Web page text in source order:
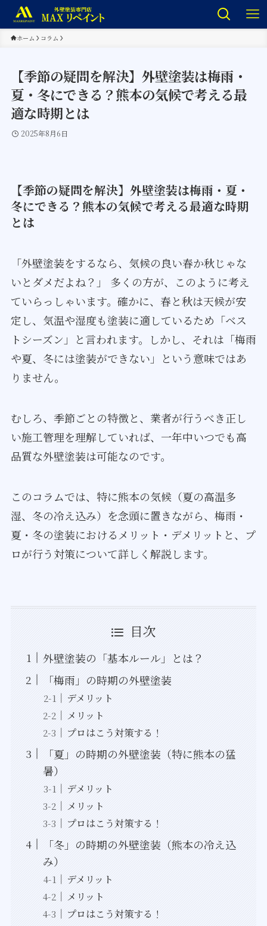
ホーム コラム
【季節の疑問を解決】外壁塗装は梅雨・
夏・冬にできる？熊本の気候で考える最
適な時期とは
2025年8月6日
【季節の疑問を解決】外壁塗装は梅雨・夏・
冬にできる？熊本の気候で考える最適な時期
とは
「外壁塗装をするなら、気候の良い春か秋じゃな
いとダメだよね？」 多くの方が、このように考え
ていらっしゃいます。確かに、春と秋は天候が安
定し、気温や湿度も塗装に適しているため「ベス
トシーズン」と言われます。しかし、それは「梅雨
や夏、冬には塗装ができない」という意味ではあ
りません。
むしろ、季節ごとの特徴と、業者が行うべき正し
い施工管理を理解していれば、一年中いつでも高
品質な外壁塗装は可能なのです。
このコラムでは、特に熊本の気候（夏の高温多
湿、冬の冷え込み）を念頭に置きながら、梅雨・
夏・冬の塗装におけるメリット・デメリットと、プ
ロが行う対策について詳しく解説します。
目次
外壁塗装の「基本ルール」とは？
「梅雨」の時期の外壁塗装
デメリット
メリット
プロはこう対策する！
「夏」の時期の外壁塗装（特に熊本の猛
暑）
デメリット
メリット
プロはこう対策する！
「冬」の時期の外壁塗装（熊本の冷え込
み）
デメリット
メリット
プロはこう対策する！